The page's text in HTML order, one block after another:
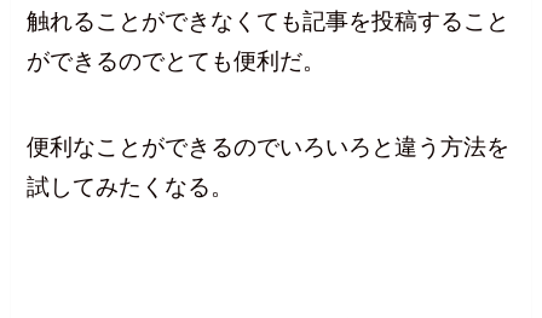
触れることができなくても記事を投稿すること
ができるのでとても便利だ。
便利なことができるのでいろいろと違う方法を
試してみたくなる。